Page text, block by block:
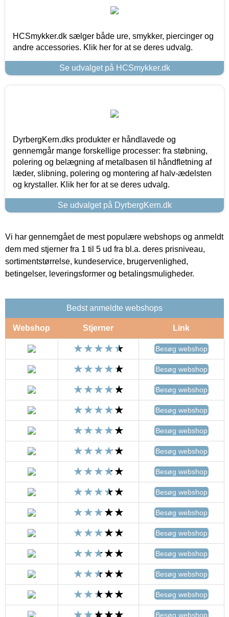
HCSmykker.dk sælger både ure, smykker, piercinger og
andre accessories. Klik her for at se deres udvalg.
Se udvalget på HCSmykker.dk
DyrbergKern.dks produkter er håndlavede og
gennemgår mange forskellige processer: fra støbning,
polering og belægning af metalbasen til håndfletning af
læder, slibning, polering og montering af halv-ædelsten
og krystaller. Klik her for at se deres udvalg.
Se udvalget på DyrbergKern.dk
Vi har gennemgået de mest populære webshops og anmeldt
dem med stjerner fra 1 til 5 ud fra bl.a. deres prisniveau,
sortimentstørrelse, kundeservice, brugervenlighed,
betingelser, leveringsformer og betalingsmuligheder.
Bedst anmeldte webshops
Webshop Stjerner Link
Besøg webshop
Besøg webshop
Besøg webshop
Besøg webshop
Besøg webshop
Besøg webshop
Besøg webshop
Besøg webshop
Besøg webshop
Besøg webshop
Besøg webshop
Besøg webshop
Besøg webshop
Besøg webshop